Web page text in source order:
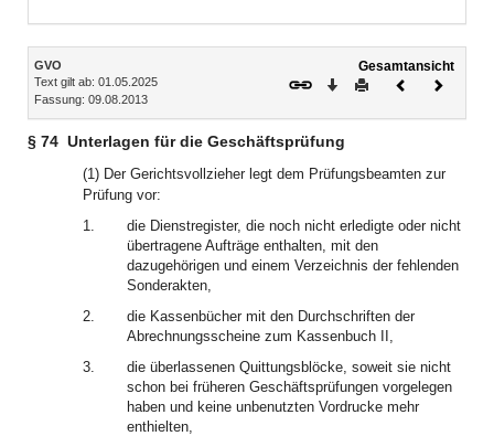
Inhalt
GVO
Text gilt ab: 01.05.2025
Fassung: 09.08.2013
Gesamtansicht
Download
DruckenVorheriges
§ 74 Unterlagen für die Geschäftsprüfung
(1) Der Gerichtsvollzieher legt dem Prüfungsbeamten zur
Prüfung vor:
1.
die Dienstregister, die noch nicht erledigte oder nicht
übertragene Aufträge enthalten, mit den
dazugehörigen und einem Verzeichnis der fehlenden
Sonderakten,
2.
die Kassenbücher mit den Durchschriften der
Abrechnungsscheine zum Kassenbuch II,
3.
die überlassenen Quittungsblöcke, soweit sie nicht
schon bei früheren Geschäftsprüfungen vorgelegen
haben und keine unbenutzten Vordrucke mehr
enthielten,